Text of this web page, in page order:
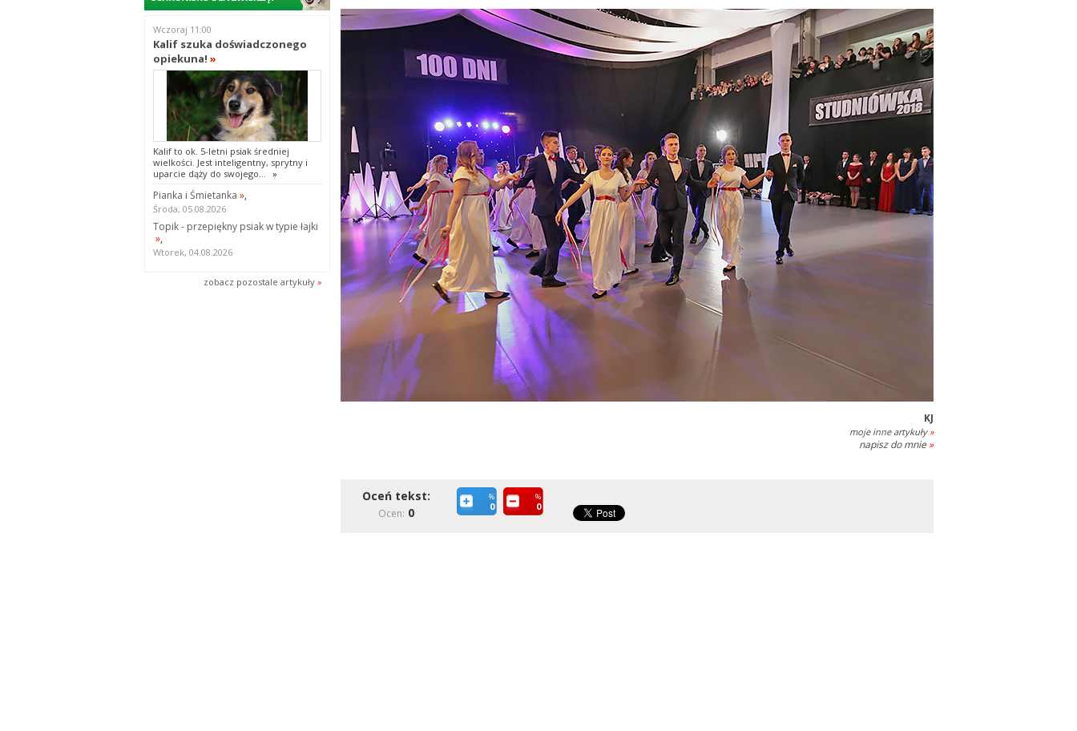
Wczoraj 11:00
Kalif szuka doświadczonego
opiekuna! »
Kalif to ok. 5-letni psiak średniej
wielkości. Jest inteligentny, sprytny i
uparcie dąży do swojego... »
Pianka i Śmietanka »,
Środa, 05.08.2026
Topik - przepiękny psiak w typie łajki
»,
Wtorek, 04.08.2026
zobacz pozostale artykuły »
KJ
moje inne artykuły »
napisz do mnie »
Oceń tekst:
Ocen: 0
%
0
%
0